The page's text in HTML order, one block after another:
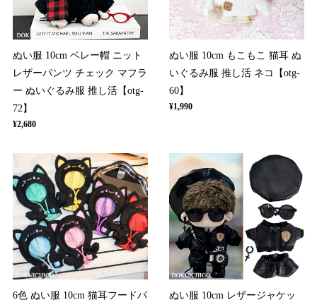
ぬい服 10cm ベレー帽 ニット
レザーパンツ チェック マフラ
ー ぬいぐるみ服 推し活【otg-
72】
¥2,680
ぬい服 10cm もこもこ 猫耳 ぬ
いぐるみ服 推し活 ネコ【otg-
60】
¥1,990
6色 ぬい服 10cm 猫耳フードパ
ぬい服 10cm レザージャケッ